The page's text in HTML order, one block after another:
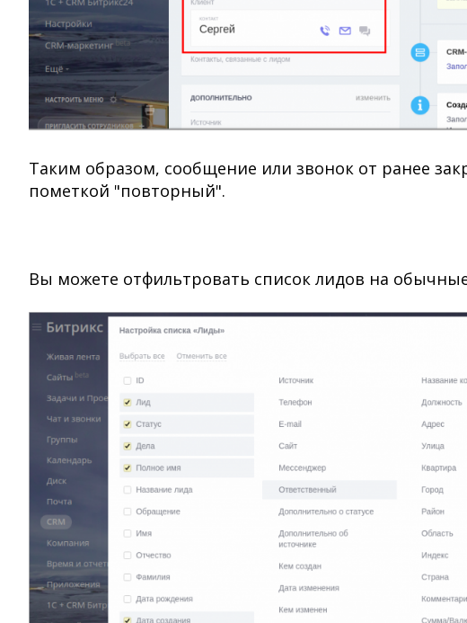
Таким образом, сообщение или звонок от ранее
пометкой "повторный".
Вы можете отфильтровать список лидов на